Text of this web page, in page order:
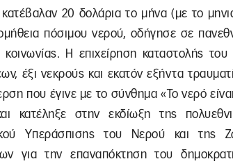
κατέβαλαν 20 δολάρια το μήνα (με το
πόσιμου νερού, οδήγησε σε
κοινωνίας. Η επιχείρηση καταστολής
έξι νεκρούς και εκατόν εξήντα
που έγινε με το σύνθημα «Το νερό
κατέληξε στην εκδίωξη της
Υπεράσπισης του Νερού και της
για την επαναπόκτηση του